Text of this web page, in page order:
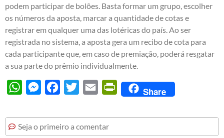
podem participar de bolões. Basta formar um grupo, escolher
os números da aposta, marcar a quantidade de cotas e
registrar em qualquer uma das lotéricas do país. Ao ser
registrada no sistema, a aposta gera um recibo de cota para
cada participante que, em caso de premiação, poderá resgatar
a sua parte do prêmio individualmente.
WhatsAppMessengerFacebook
Twitter Email PrintFriendly
Share
Seja o primeiro a comentar